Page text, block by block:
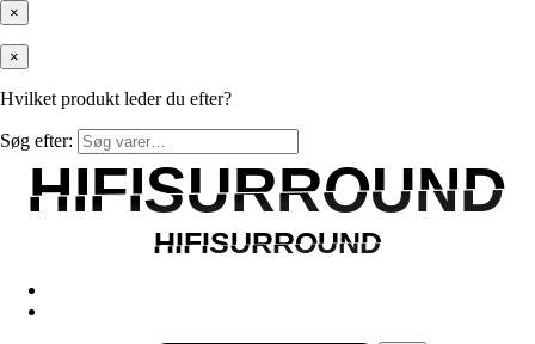
×
×
Hvilket produkt leder du efter?
Søg efter:
HIFISURROUND
HIFISURROUND
HIFISURROUND
HIFISURROUND